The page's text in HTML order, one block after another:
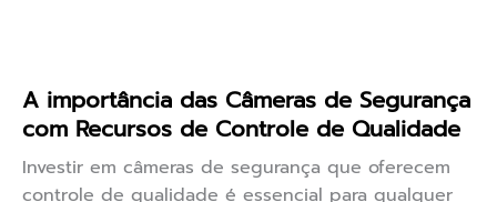
A importância das Câmeras de Segurança
com Recursos de Controle de Qualidade
Investir em câmeras de segurança que oferecem
controle de qualidade é essencial para qualquer